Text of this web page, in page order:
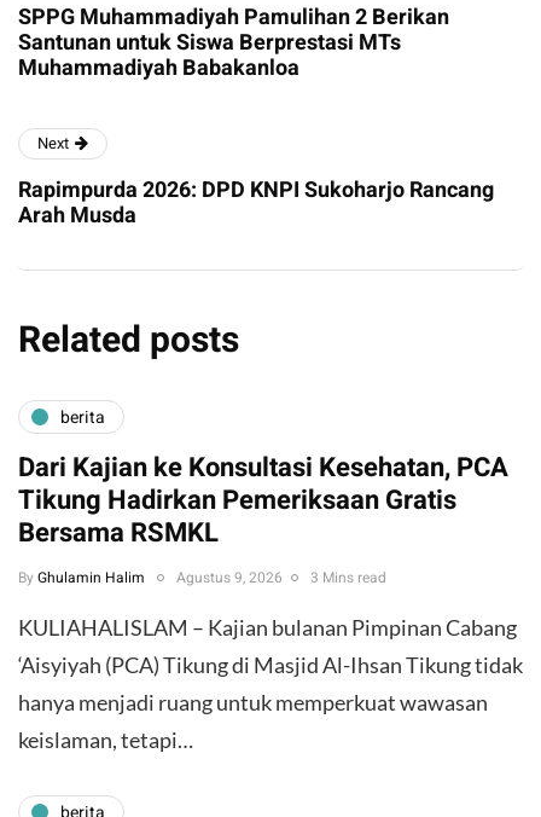
SPPG Muhammadiyah Pamulihan 2 Berikan
Santunan untuk Siswa Berprestasi MTs
Muhammadiyah Babakanloa
Next
Rapimpurda 2026: DPD KNPI Sukoharjo Rancang
Arah Musda
Related posts
berita
Dari Kajian ke Konsultasi Kesehatan, PCA
Tikung Hadirkan Pemeriksaan Gratis
Bersama RSMKL
By Ghulamin Halim Agustus 9, 2026 3 Mins read
KULIAHALISLAM – Kajian bulanan Pimpinan Cabang
‘Aisyiyah (PCA) Tikung di Masjid Al-Ihsan Tikung tidak
hanya menjadi ruang untuk memperkuat wawasan
keislaman, tetapi…